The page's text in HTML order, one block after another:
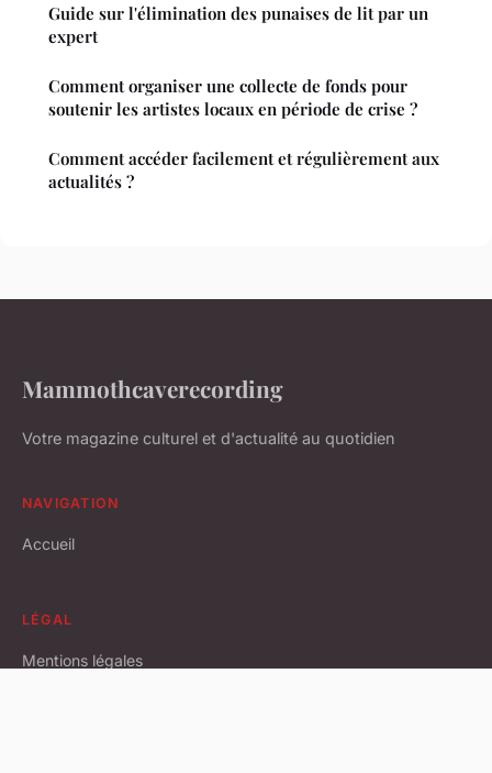
Guide sur l'élimination des punaises de lit par un
expert
Comment organiser une collecte de fonds pour
soutenir les artistes locaux en période de crise ?
Comment accéder facilement et régulièrement aux
actualités ?
Mammothcaverecording
Votre magazine culturel et d'actualité au quotidien
NAVIGATION
Accueil
LÉGAL
Mentions légales